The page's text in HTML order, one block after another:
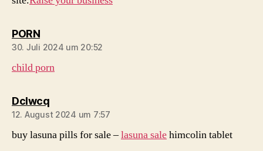
PORNsagt:
30. Juli 2024 um 20:52
child porn
Dclwcqsagt:
12. August 2024 um 7:57
buy lasuna pills for sale –lasuna salehimcolin tablet